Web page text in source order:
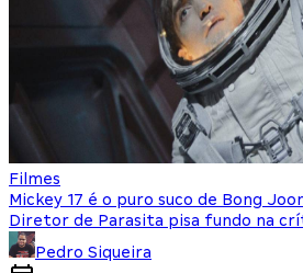
Filmes
Mickey 17 é o puro suco de Bong
Diretor de Parasita pisa fundo na
Pedro Siqueira